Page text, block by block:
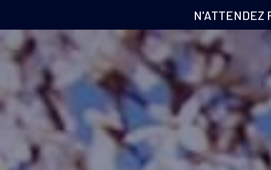
N'ATTENDEZ
MAISONS